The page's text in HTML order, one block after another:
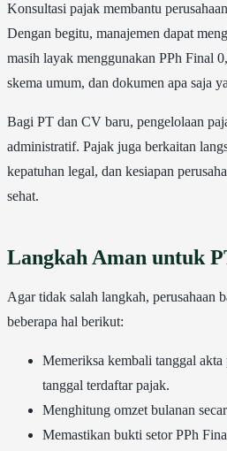
Konsultasi pajak membantu
Dengan begitu, manajemen dapat
masih layak menggunakan PPh Final
skema umum, dan dokumen apa saja
Bagi PT dan CV baru, pengelolaan
administratif. Pajak juga berkaitan
kepatuhan legal, dan kesiapan
sehat.
Langkah Aman untuk
Agar tidak salah langkah, perusahaan
beberapa hal berikut:
Memeriksa kembali tanggal akta
tanggal terdaftar pajak.
Menghitung omzet bulanan
Memastikan bukti setor PPh